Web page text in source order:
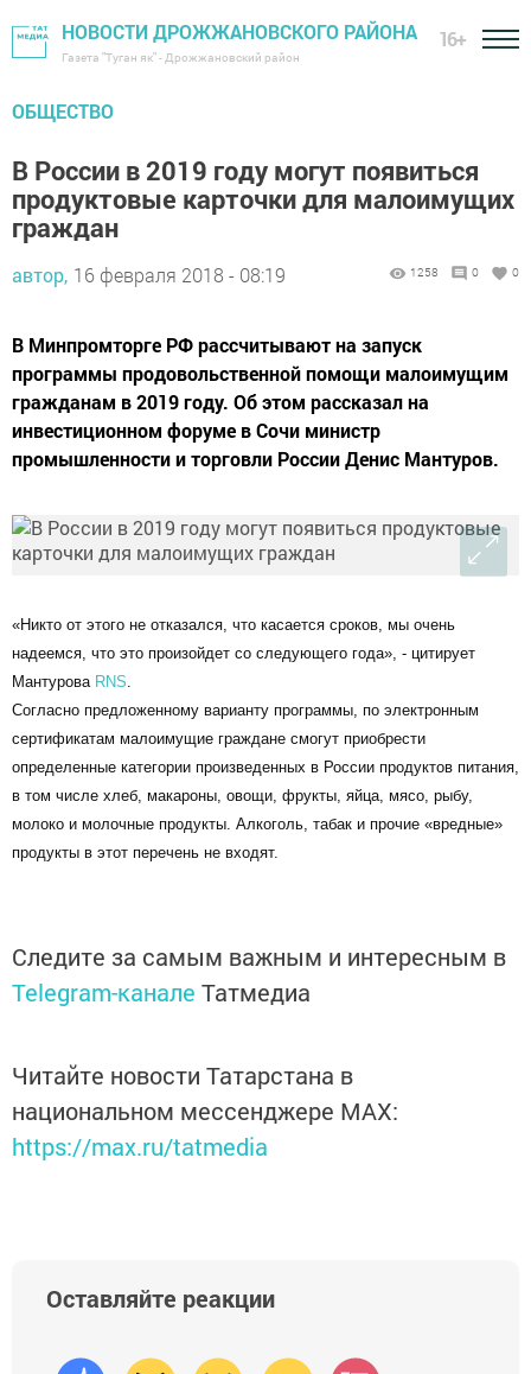
НОВОСТИ ДРОЖЖАНОВСКОГО РАЙОНА
Газета "Туган як" - Дрожжановский район
16+
ОБЩЕСТВО
В России в 2019 году могут появиться
продуктовые карточки для малоимущих
граждан
автор, 16 февраля 2018 - 08:19 1258 0 0
В Минпромторге РФ рассчитывают на запуск
программы продовольственной помощи малоимущим
гражданам в 2019 году. Об этом рассказал на
инвестиционном форуме в Сочи министр
промышленности и торговли России Денис Мантуров.
«Никто от этого не отказался, что касается сроков, мы очень
надеемся, что это произойдет со следующего года», - цитирует
Мантурова RNS.
Согласно предложенному варианту программы, по электронным
сертификатам малоимущие граждане смогут приобрести
определенные категории произведенных в России продуктов питания,
в том числе хлеб, макароны, овощи, фрукты, яйца, мясо, рыбу,
молоко и молочные продукты. Алкоголь, табак и прочие «вредные»
продукты в этот перечень не входят.
Следите за самым важным и интересным в
Telegram-канале Татмедиа
Читайте новости Татарстана в
национальном мессенджере MАХ:
https://max.ru/tatmedia
Оставляйте реакции